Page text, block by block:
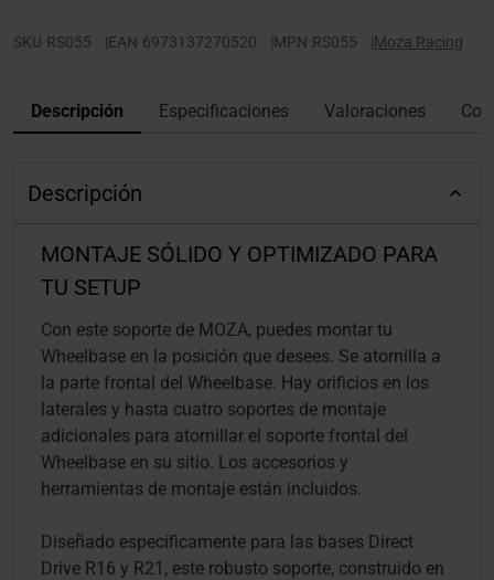
SKU RS055 |EAN 6973137270520 |MPN RS055 |Moza Racing
Descripción Especificaciones Valoraciones
Descripción
MONTAJE SÓLIDO Y OPTIMIZADO PARA
TU SETUP
Con este soporte de MOZA, puedes montar tu
Wheelbase en la posición que desees. Se atornilla a
la parte frontal del Wheelbase. Hay orificios en los
laterales y hasta cuatro soportes de montaje
adicionales para atornillar el soporte frontal del
Wheelbase en su sitio. Los accesorios y
herramientas de montaje están incluidos.
Diseñado específicamente para las bases Direct
Drive R16 y R21, este robusto soporte, construido en